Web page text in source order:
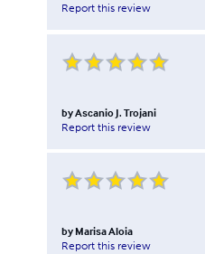
Report this review
byAscanio J. Trojani
Report this review
by Marisa Aloia
Report this review